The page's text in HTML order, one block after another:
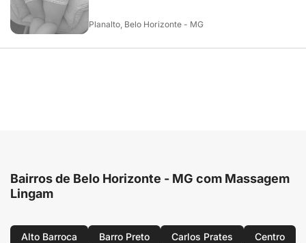
Planalto, Belo Horizonte - MG
Bairros de Belo Horizonte - MG com Massagem
Lingam
Alto Barroca Barro Preto Carlos Prates
Centro